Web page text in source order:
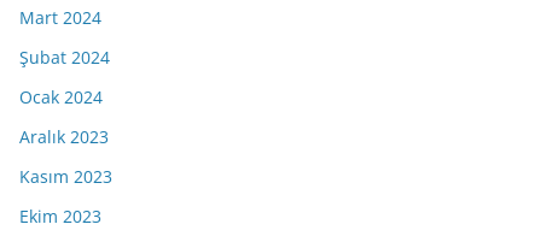
Mart 2024
Şubat 2024
Ocak 2024
Aralık 2023
Kasım 2023
Ekim 2023